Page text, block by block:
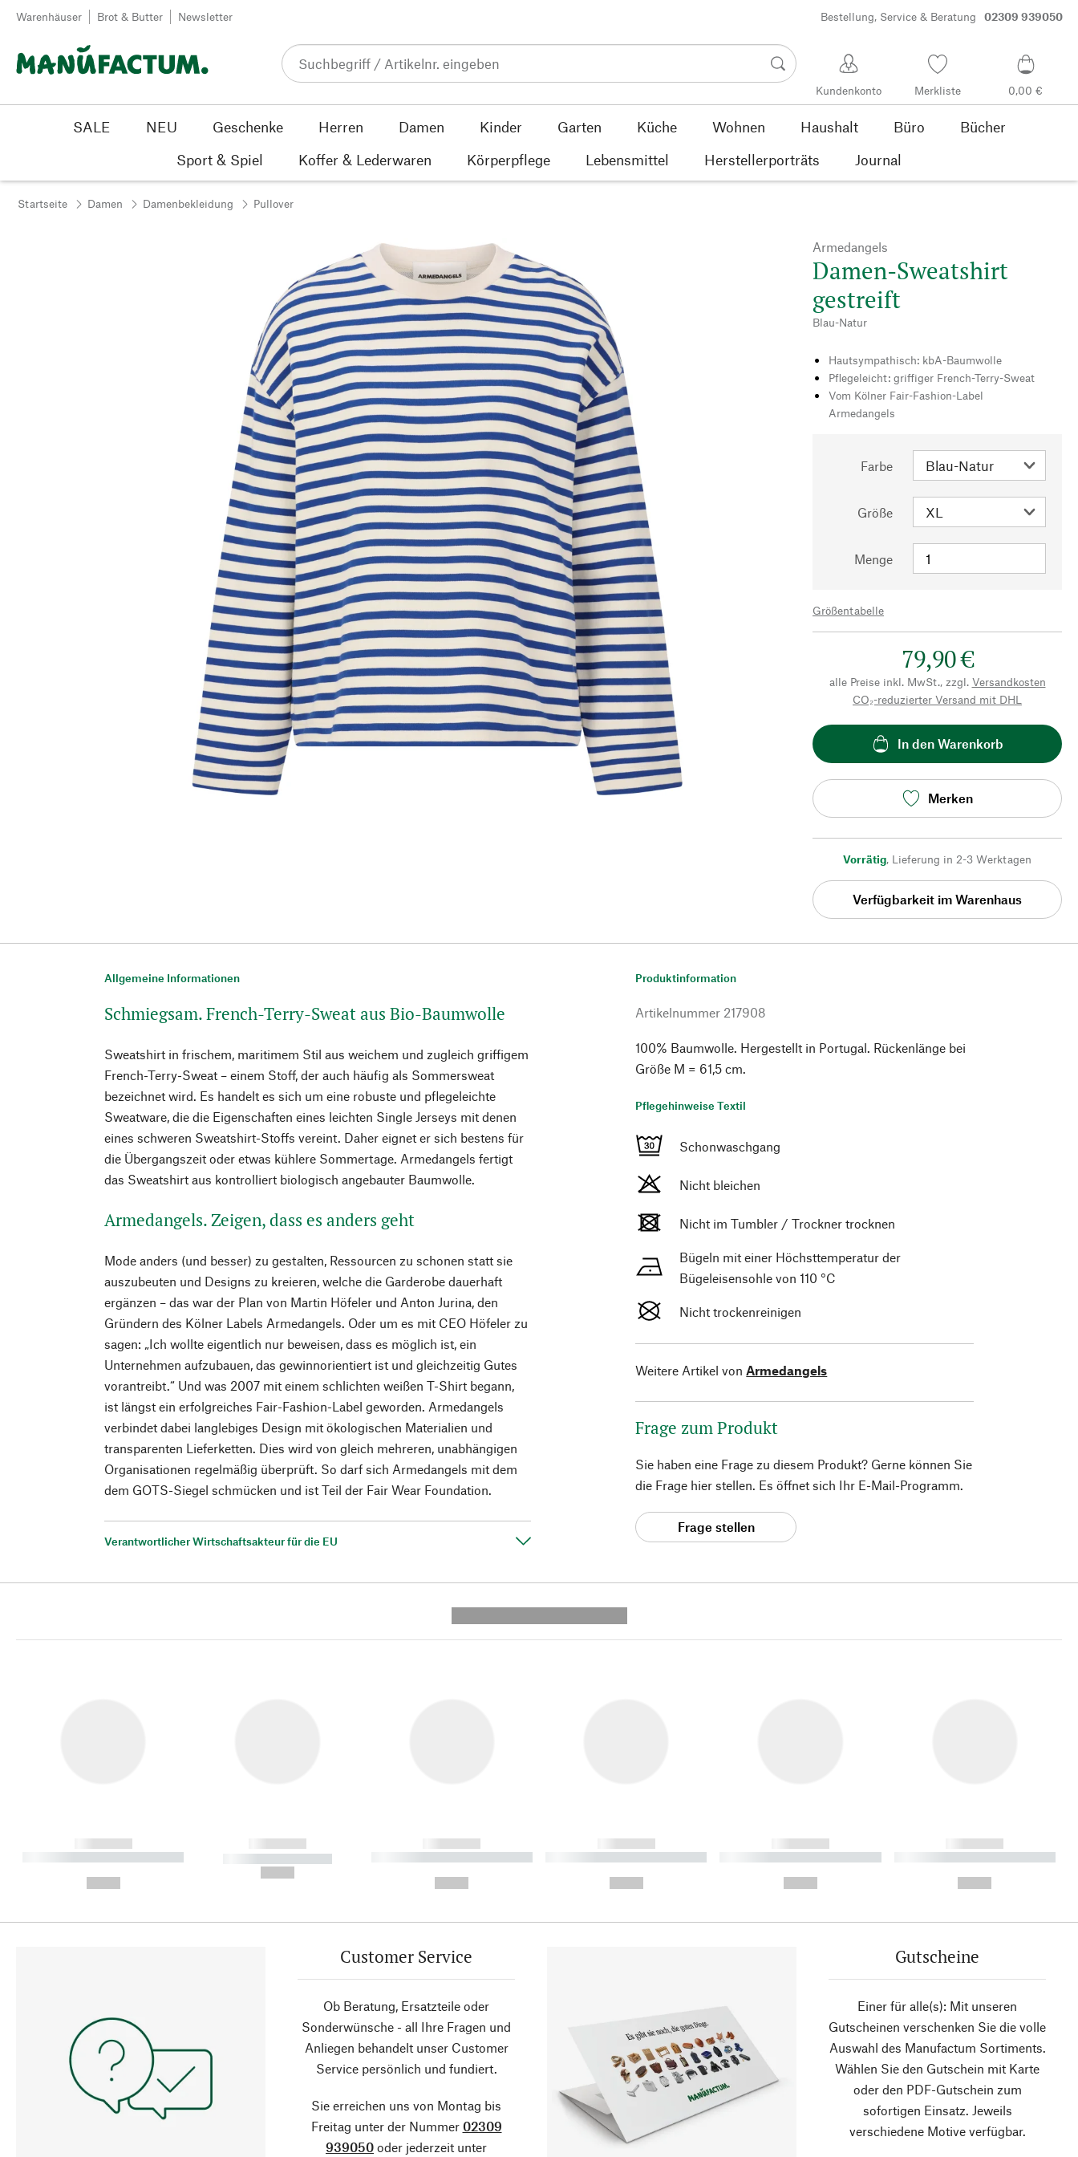
Zum Inhalt springen
Warenhäuser Brot & Butter Newsletter Bestellung, Service & Beratung 02309 939050
Kundenkonto Merkliste 0,00 €
SALE NEU Geschenke Herren Damen Kinder Garten Küche Wohnen Haushalt Büro
Bücher
Sport & Spiel
Koffer & Lederwaren Körperpflege Lebensmittel Herstellerporträts Journal
Startseite Damen Damenbekleidung Pullover
Armedangels
Damen-Sweatshirt
gestreift
Blau-Natur
Hautsympathisch: kbA-Baumwolle
Pflegeleicht: griffiger French-Terry-Sweat
Vom Kölner Fair-Fashion-Label
Armedangels
Farbe
Größe
Menge
Größentabelle
79,90 €
alle Preise inkl. MwSt., zzgl. Versandkosten
CO₂-reduzierter Versand mit DHL
In den Warenkorb
Merken
Vorrätig, Lieferung in 2-3 Werktagen
Verfügbarkeit im Warenhaus
Allgemeine Informationen
Schmiegsam. French-Terry-Sweat aus Bio-Baumwolle
Sweatshirt in frischem, maritimem Stil aus weichem und zugleich griffigem
French-Terry-Sweat – einem Stoff, der auch häufig als Sommersweat
bezeichnet wird. Es handelt es sich um eine robuste und pflegeleichte
Sweatware, die die Eigenschaften eines leichten Single Jerseys mit denen
eines schweren Sweatshirt-Stoffs vereint. Daher eignet er sich bestens für
die Übergangszeit oder etwas kühlere Sommertage. Armedangels fertigt
das Sweatshirt aus kontrolliert biologisch angebauter Baumwolle.
Armedangels. Zeigen, dass es anders geht
Mode anders (und besser) zu gestalten, Ressourcen zu schonen statt sie
auszubeuten und Designs zu kreieren, welche die Garderobe dauerhaft
ergänzen – das war der Plan von Martin Höfeler und Anton Jurina, den
Gründern des Kölner Labels Armedangels. Oder um es mit CEO Höfeler zu
sagen: „Ich wollte eigentlich nur beweisen, dass es möglich ist, ein
Unternehmen aufzubauen, das gewinnorientiert ist und gleichzeitig Gutes
vorantreibt.“ Und was 2007 mit einem schlichten weißen T-Shirt begann,
ist längst ein erfolgreiches Fair-Fashion-Label geworden. Armedangels
verbindet dabei langlebiges Design mit ökologischen Materialien und
transparenten Lieferketten. Dies wird von gleich mehreren, unabhängigen
Organisationen regelmäßig überprüft. So darf sich Armedangels mit dem
dem GOTS-Siegel schmücken und ist Teil der Fair Wear Foundation.
Verantwortlicher Wirtschaftsakteur für die EU
Produktinformation
Artikelnummer 217908
100% Baumwolle. Hergestellt in Portugal. Rückenlänge bei
Größe M = 61,5 cm.
Pflegehinweise Textil
Schonwaschgang
Nicht bleichen
Nicht im Tumbler / Trockner trocknen
Bügeln mit einer Höchsttemperatur der
Bügeleisensohle von 110 °C
Nicht trockenreinigen
Weitere Artikel von Armedangels
Frage zum Produkt
Sie haben eine Frage zu diesem Produkt? Gerne können Sie
die Frage hier stellen. Es öffnet sich Ihr E-Mail-Programm.
Frage stellen
------------
----------- ----------- ----------
------------
----------- -----------
------------
----------- ----------- ----------
------------
----------- ----------- ----------
------------
----------- ----------- ----------
------------
----------- ----------- ----------
Customer Service
Ob Beratung, Ersatzteile oder
Sonderwünsche - all Ihre Fragen und
Anliegen behandelt unser Customer
Service persönlich und fundiert.
Sie erreichen uns von Montag bis
Freitag unter der Nummer 02309
939050 oder jederzeit unter
Gutscheine
Einer für alle(s): Mit unseren
Gutscheinen verschenken Sie die volle
Auswahl des Manufactum Sortiments.
Wählen Sie den Gutschein mit Karte
oder den PDF-Gutschein zum
sofortigen Einsatz. Jeweils
verschiedene Motive verfügbar.